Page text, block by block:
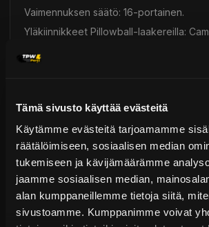
Tämä sivusto käyttää evästeitä
Käytämme evästeitä tarjoamamme
räätälöimiseen, sosiaalisen median
tukemiseen ja kävijämäärämme
jaamme sosiaalisen median,
alan kumppaneillemme tietoja siitä,
sivustoamme. Kumppanimme voivat
Vaimennuksen säätö: 16-portainen.
Yläkiinnikkeet Pillowball-laakereilla:
Eksentriset holkit: Mahdollistavat
Asennus ja yhteensopivuus:
Helppo bolt-on-asennus: Ei vaadi
Täysin huollettavat vaimentimet: Tein
ja huoltopalveluita.
Yhteensopiva Tein EDFC:n kanssa:
Osanumero: EDK05-12140 (myydään